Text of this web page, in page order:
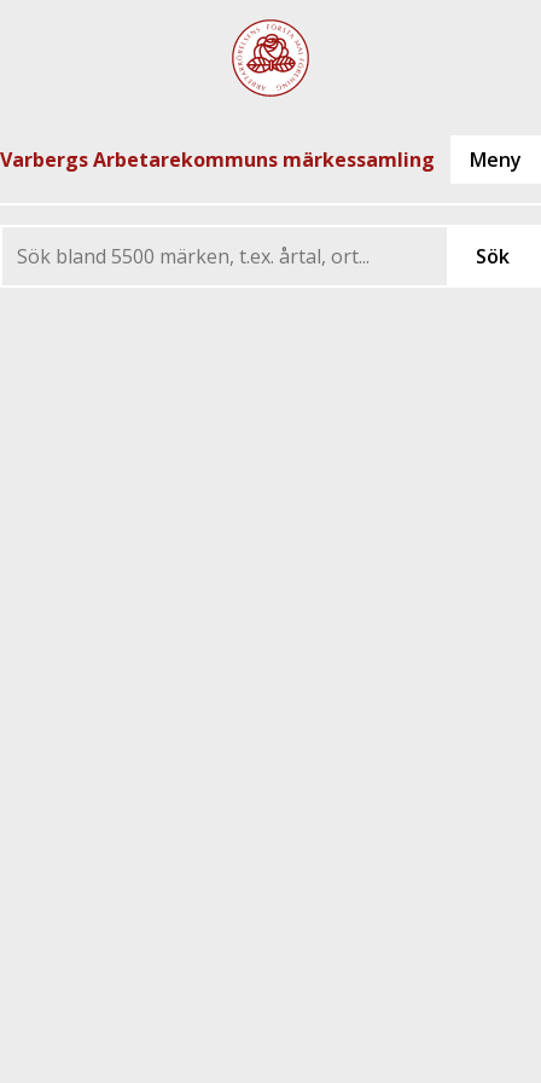
Varbergs Arbetarekommuns märkessamling